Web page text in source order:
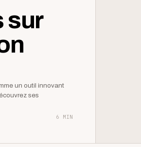
sur
un outil innovant
ses
6 MIN